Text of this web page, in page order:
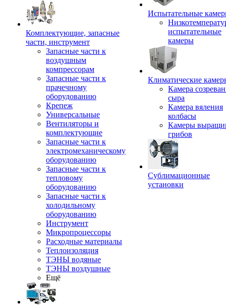
Комплектующие, запасные
части, инструмент
Запасные части к
воздушным
компрессорам
Запасные части к
прачечному
оборудованию
Крепеж
Универсальные
Вентиляторы и
комплектующие
Запасные части к
электромеханическому
оборудованию
Запасные части к
тепловому
оборудованию
Запасные части к
холодильному
оборудованию
Инструмент
Микропроцессоры
Расходные материалы
Теплоизоляция
ТЭНЫ водяные
ТЭНЫ воздушные
Ещё
Испытательные
испытательные
камеры
Климатические
Камера
сыра
Камера вяления
колбасы
Камеры
грибов
Сублимационные
установки